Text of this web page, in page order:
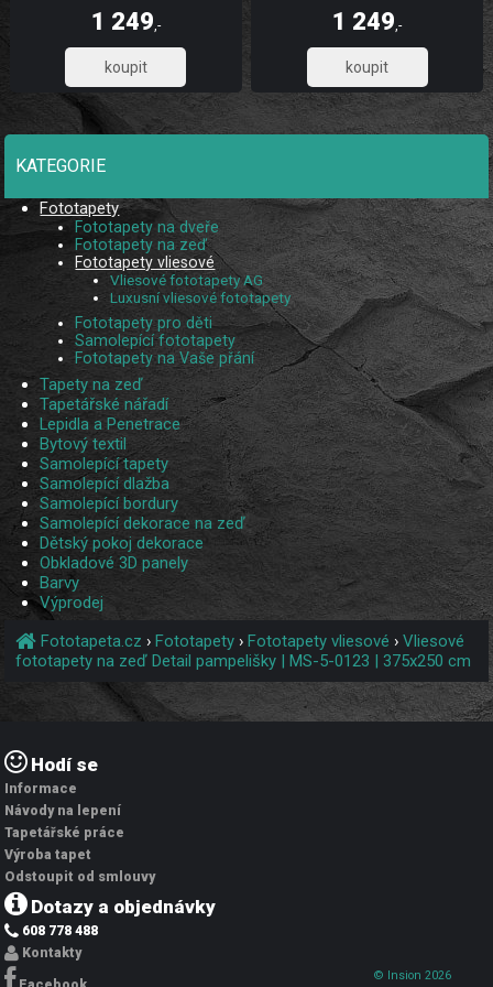
díky UV digitálnímu tisku. Skládá se z
1 249,-
1 032,23
díky UV digitálnímu tisku. Skládá se z
1 249,-
1 032,23
KATEGORIE
Fototapety
Fototapety na dveře
Fototapety na zeď
Fototapety vliesové
Vliesové fototapety AG
Luxusní vliesové fototapety
Fototapety pro děti
Samolepící fototapety
Fototapety na Vaše přání
Tapety na zeď
Tapetářské nářadí
Lepidla a Penetrace
Bytový textil
Samolepící tapety
Samolepící dlažba
Samolepící bordury
Samolepící dekorace na zeď
Dětský pokoj dekorace
Obkladové 3D panely
Barvy
Výprodej
Fototapeta.cz ›Fototapety ›Fototapety vliesové ›Vliesové
fototapety na zeď Detail pampelišky | MS-5-0123 | 375x250 cm
Hodí se
Informace
Návody na lepení
Tapetářské práce
Výroba tapet
Odstoupit od smlouvy
Dotazy a objednávky
608 778 488
Kontakty
© Insion 2026